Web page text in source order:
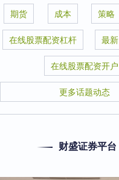
期货 成本 策略
在线股票配资杠杆 最新
在线股票配资开户
更多话题动态
财盛证券平台